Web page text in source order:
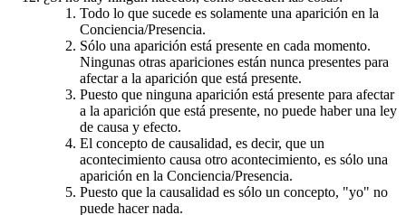
Todo lo que sucede es solamente una aparición en la
Conciencia/Presencia.
Sólo una aparición está presente en cada momento.
Ningunas otras apariciones están nunca presentes para
afectar a la aparición que está presente.
Puesto que ninguna aparición está presente para afectar
a la aparición que está presente, no puede haber una ley
de causa y efecto.
El concepto de causalidad, es decir, que un
acontecimiento causa otro acontecimiento, es sólo una
aparición en la Conciencia/Presencia.
Puesto que la causalidad es sólo un concepto, "yo" no
puede hacer nada.